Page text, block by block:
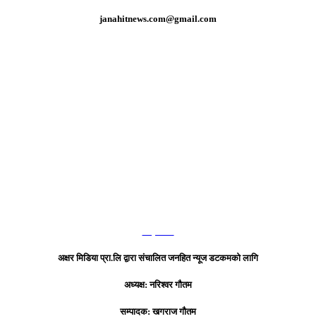
janahitnews.com@gmail.com
अक्षर मिडिया प्रा.लि द्वारा संचालित जनहित न्यूज डटकमको लागि
अध्यक्ष: नरिश्वर गौतम
सम्पादक: खगराज गौतम